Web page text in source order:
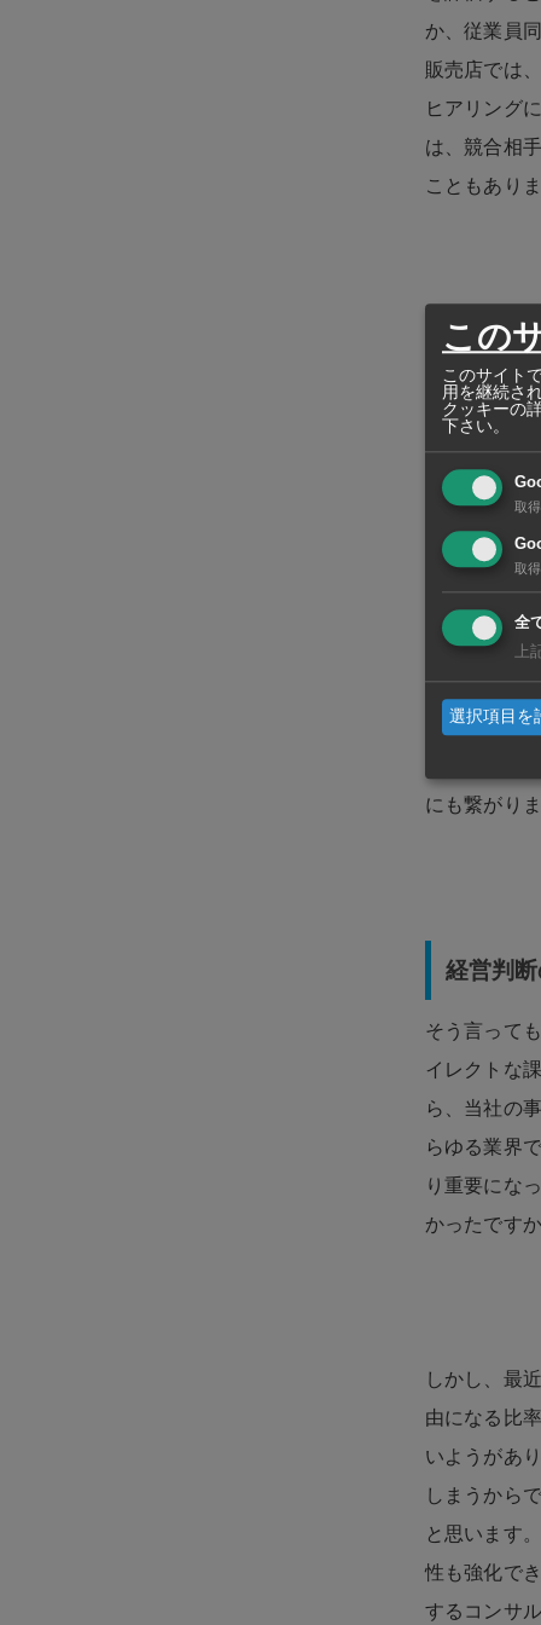
か、従業員
販売店では
ヒアリング
は、競合相
こともあり
このように
よって設計
しょう。具
やはりサー
や改善点を
調査結果は
うした説明
改善点は治
にも繋がり
経営判
そう言って
イレクトな
ら、当社の
らゆる業界
り重要にな
かったです
しかし、最
由になる比
いようがあ
しまうから
と思います
性も強化で
するコンサ
この
このサイト
用を継続さ
クッキーの
下さい。
取
取
全
上
選択項目を